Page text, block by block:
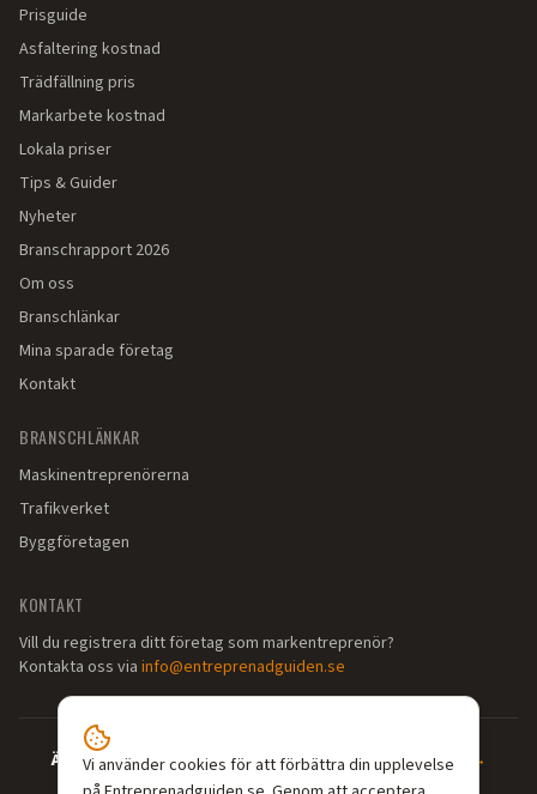
Prisguide
Asfaltering kostnad
Trädfällning pris
Markarbete kostnad
Lokala priser
Tips & Guider
Nyheter
Branschrapport 2026
Om oss
Branschlänkar
Mina sparade företag
Kontakt
BRANSCHLÄNKAR
Maskinentreprenörerna
Trafikverket
Byggföretagen
KONTAKT
Vill du registrera ditt företag som markentreprenör?
Kontakta oss via info@entreprenadguiden.se
Är du markentreprenör?—Syns där dina kunder söker →
Vi använder cookies för att förbättra din upplevelse